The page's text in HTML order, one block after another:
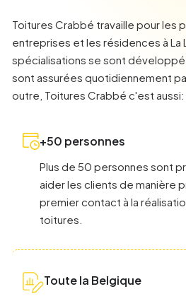
Toitures Crabbé travaille pour les
entreprises et les résidences à La
spécialisations se sont
sont assurées quotidiennement
outre, Toitures Crabbé c'est aussi:
+50 personnes
Plus de 50 personnes sont
aider les clients de manière
premier contact à la
toitures.
Toute la Belgique